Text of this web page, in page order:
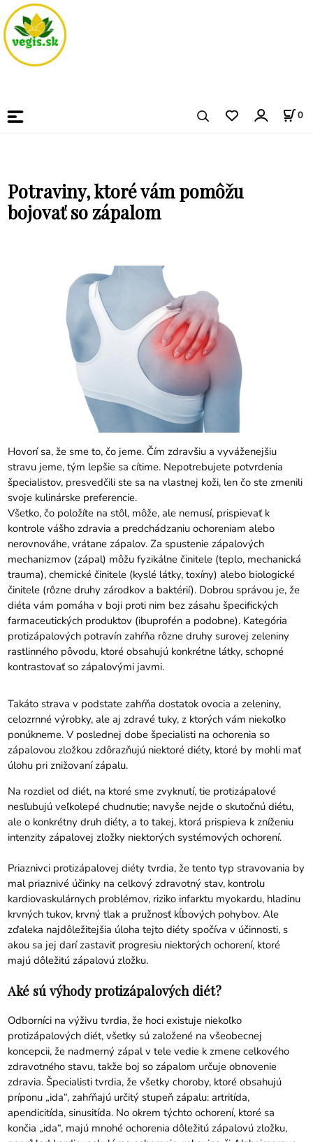
0
Potraviny, ktoré vám pomôžu
bojovať so zápalom
Hovorí sa, že sme to, čo jeme. Čím zdravšiu a vyváženejšiu
stravu jeme, tým lepšie sa cítime. Nepotrebujete potvrdenia
špecialistov, presvedčili ste sa na vlastnej koži, len čo ste zmenili
svoje kulinárske preferencie.
Všetko, čo položíte na stôl, môže, ale nemusí, prispievať k
kontrole vášho zdravia a predchádzaniu ochoreniam alebo
nerovnováhe, vrátane zápalov. Za spustenie zápalových
mechanizmov (zápal) môžu fyzikálne činitele (teplo, mechanická
trauma), chemické činitele (kyslé látky, toxíny) ​​alebo biologické
činitele (rôzne druhy zárodkov a baktérií). Dobrou správou je, že
diéta vám pomáha v boji proti nim bez zásahu špecifických
farmaceutických produktov (ibuprofén a podobne). Kategória
protizápalových potravín zahŕňa rôzne druhy surovej zeleniny
rastlinného pôvodu, ktoré obsahujú konkrétne látky, schopné
kontrastovať so zápalovými javmi.
Takáto strava v podstate zahŕňa dostatok ovocia a zeleniny,
celozrnné výrobky, ale aj zdravé tuky, z ktorých vám niekoľko
ponúkneme. V poslednej dobe špecialisti na ochorenia so
zápalovou zložkou zdôrazňujú niektoré diéty, ktoré by mohli mať
úlohu pri znižovaní zápalu.
Na rozdiel od diét, na ktoré sme zvyknutí, tie protizápalové
nesľubujú veľkolepé chudnutie; navyše nejde o skutočnú diétu,
ale o konkrétny druh diéty, a to takej, ktorá prispieva k zníženiu
intenzity zápalovej zložky niektorých systémových ochorení.
Priaznivci protizápalovej diéty tvrdia, že tento typ stravovania by
mal priaznivé účinky na celkový zdravotný stav, kontrolu
kardiovaskulárnych problémov, riziko infarktu myokardu, hladinu
krvných tukov, krvný tlak a pružnosť kĺbových pohybov. Ale
zďaleka najdôležitejšia úloha tejto diéty spočíva v účinnosti, s
akou sa jej darí zastaviť progresiu niektorých ochorení, ktoré
majú dôležitú zápalovú zložku.
Aké sú výhody protizápalových diét?
Odborníci na výživu tvrdia, že hoci existuje niekoľko
protizápalových diét, všetky sú založené na všeobecnej
koncepcii, že nadmerný zápal v tele vedie k zmene celkového
zdravotného stavu, takže boj so zápalom určuje obnovenie
zdravia. Špecialisti tvrdia, že všetky choroby, ktoré obsahujú
príponu „ida“, zahŕňajú určitý stupeň zápalu: artritída,
apendicitída, sinusitída. No okrem týchto ochorení, ktoré sa
končia „ida“, majú mnohé ochorenia dôležitú zápalovú zložku,